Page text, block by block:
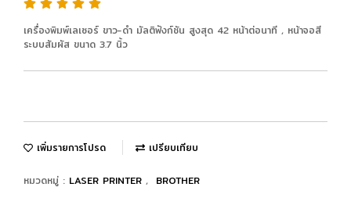
เครื่องพิมพ์เลเซอร์ ขาว-ดำ มัลติฟังก์ชัน สูงสุด 42 หน้าต่อนาที , หน้าจอสี
ระบบสัมผัส ขนาด 3.7 นิ้ว
เพิ่มรายการโปรด เปรียบเทียบ
หมวดหมู่ : LASER PRINTER , BROTHER